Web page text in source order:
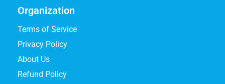
Organization
Terms of Service
Privacy Policy
About Us
Refund Policy